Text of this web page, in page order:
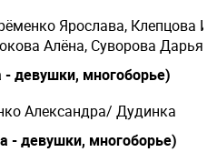
Ярослава, Клепцова
Алёна, Суворова Дарья/
девушки, многоборье)
Александра/ Дудинка
- девушки, многоборье)